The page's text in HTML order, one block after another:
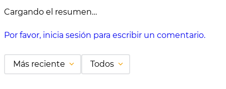
Cargando el resumen…
Por favor, inicia sesión para escribir un comentario.
Más reciente Todos